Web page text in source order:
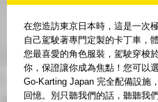
在您造訪東京日本時，這是一次
自己駕駛著專門定製的卡丁車，
您最喜愛的角色服裝，駕駛穿梭
你，保證讓你成為焦點！您可以
Go-Karting Japan 完全配備設施
回憶。別只聽我們的話，聽聽我